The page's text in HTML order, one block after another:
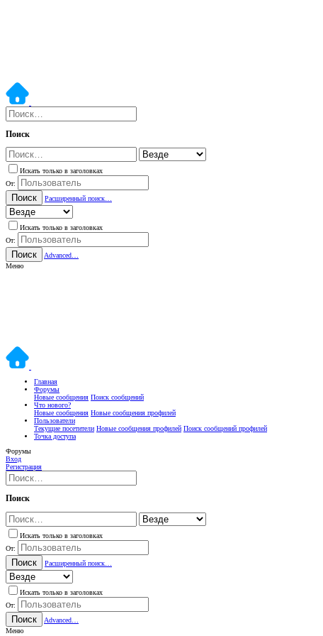
Поиск
Искать только в заголовках
От:
Поиск Расширенный поиск…
Искать только в заголовках
От:
Поиск
Advanced…
Меню
Главная
Форумы
Новые сообщения Поиск сообщений
Что нового?
Новые сообщения Новые сообщения профилей
Пользователи
Текущие посетители Новые сообщения профилей Поиск сообщений профилей
Точка доступа
Форумы
Вход
Регистрация
Поиск
Искать только в заголовках
От:
Поиск Расширенный поиск…
Искать только в заголовках
От:
Поиск
Advanced…
Меню